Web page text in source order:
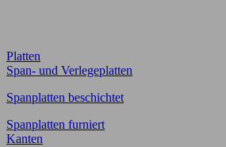
Platten
Span- und Verlegeplatten
Spanplatten beschichtet
Spanplatten furniert
Kanten